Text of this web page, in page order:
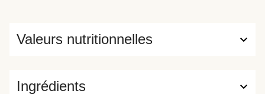
Ingrédients
Valeurs nutritionnelles